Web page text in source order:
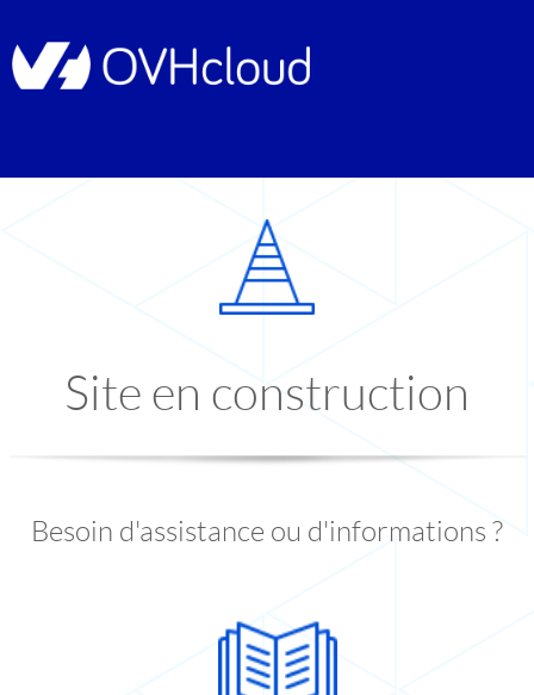
Site en construction
Besoin d'assistance ou d'informations ?